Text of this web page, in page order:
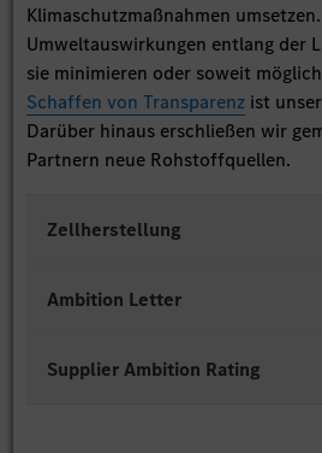
Klimaschutzmaßnahmen
Umweltauswirkungen entlang der
sie minimieren oder soweit
Schaffen von Transparenz ist
Darüber hinaus erschließen wir
Partnern neue Rohstoffquellen.
Zellherstellung
Ambition Letter
Supplier Ambition Rating